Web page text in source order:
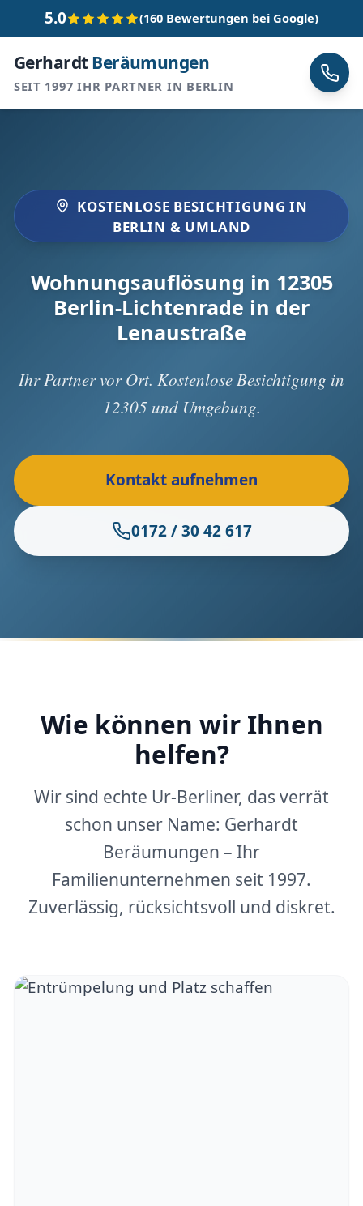
5.0 (160 Bewertungen bei Google)
GerhardtBeräumungen
SEIT 1997 IHR PARTNER IN BERLIN
KOSTENLOSE BESICHTIGUNG IN
BERLIN & UMLAND
Wohnungsauflösung in 12305
Berlin-Lichtenrade in der
Lenaustraße
Ihr Partner vor Ort. Kostenlose Besichtigung in
12305 und Umgebung.
Kontakt aufnehmen
0172 / 30 42 617
Wie können wir Ihnen
helfen?
Wir sind echte Ur-Berliner, das verrät
schon unser Name: Gerhardt
Beräumungen – Ihr
Familienunternehmen seit 1997.
Zuverlässig, rücksichtsvoll und diskret.